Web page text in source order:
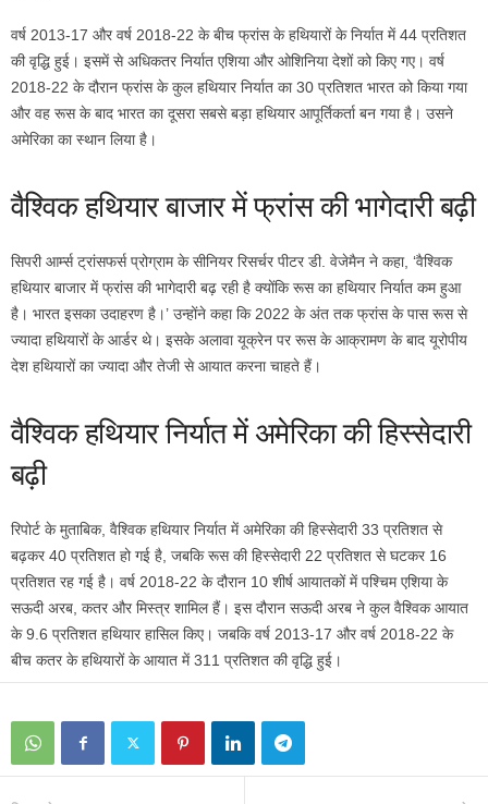
वर्ष 2013-17 और वर्ष 2018-22 के बीच फ्रांस के हथियारों के निर्यात में 44 प्रतिशत
की वृद्धि हुई। इसमें से अधिकतर निर्यात एशिया और ओशिनिया देशों को किए गए। वर्ष
2018-22 के दौरान फ्रांस के कुल हथियार निर्यात का 30 प्रतिशत भारत को किया गया
और वह रूस के बाद भारत का दूसरा सबसे बड़ा हथियार आपूर्तिकर्ता बन गया है। उसने
अमेरिका का स्थान लिया है।
वैश्विक हथियार बाजार में फ्रांस की भागेदारी बढ़ी
सिपरी आ‌र्म्स ट्रांसफर्स प्रोग्राम के सीनियर रिसर्चर पीटर डी. वेजेमैन ने कहा, ‘वैश्विक
हथियार बाजार में फ्रांस की भागेदारी बढ़ रही है क्योंकि रूस का हथियार निर्यात कम हुआ
है। भारत इसका उदाहरण है।’ उन्होंने कहा कि 2022 के अंत तक फ्रांस के पास रूस से
ज्यादा हथियारों के आर्डर थे। इसके अलावा यूक्रेन पर रूस के आक्रामण के बाद यूरोपीय
देश हथियारों का ज्यादा और तेजी से आयात करना चाहते हैं।
वैश्विक हथियार निर्यात में अमेरिका की हिस्सेदारी
बढ़ी
रिपोर्ट के मुताबिक, वैश्विक हथियार निर्यात में अमेरिका की हिस्सेदारी 33 प्रतिशत से
बढ़कर 40 प्रतिशत हो गई है, जबकि रूस की हिस्सेदारी 22 प्रतिशत से घटकर 16
प्रतिशत रह गई है। वर्ष 2018-22 के दौरान 10 शीर्ष आयातकों में पश्चिम एशिया के
सऊदी अरब, कतर और मिस्त्र शामिल हैं। इस दौरान सऊदी अरब ने कुल वैश्विक आयात
के 9.6 प्रतिशत हथियार हासिल किए। जबकि वर्ष 2013-17 और वर्ष 2018-22 के
बीच कतर के हथियारों के आयात में 311 प्रतिशत की वृद्धि हुई।